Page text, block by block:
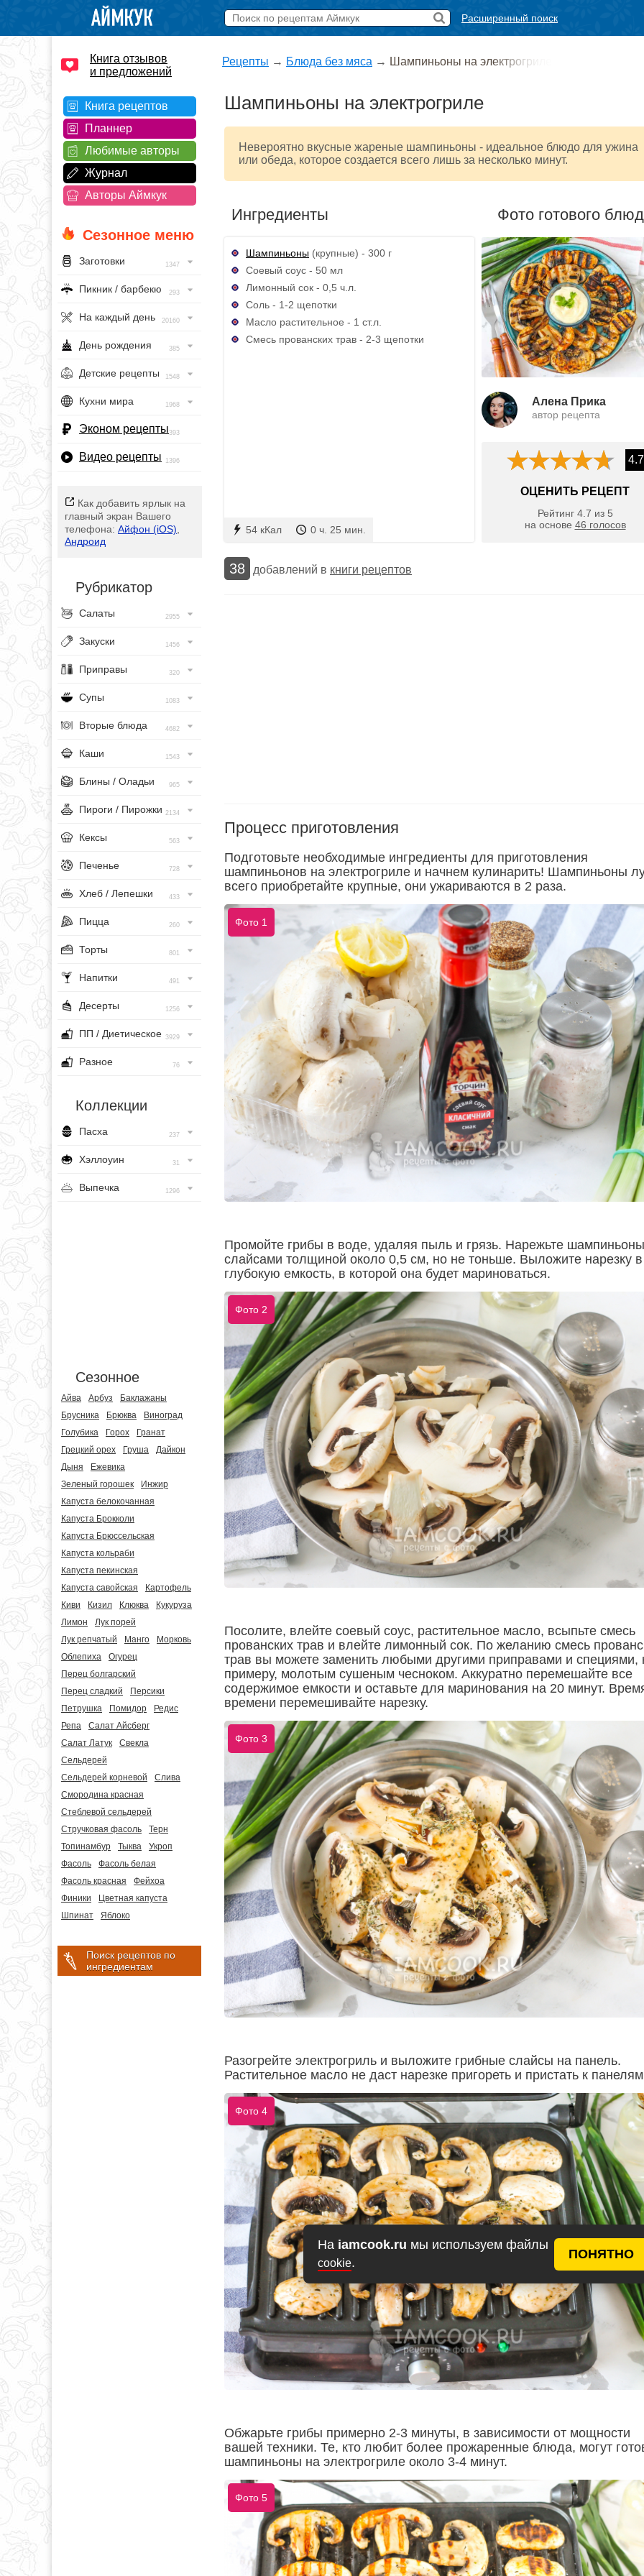
На iamcook.ru мы используем файлы
cookie.
ПОНЯТНО
Расширенный поиск
Книга отзывов
и предложений
Книга рецептов
Планнер
Любимые авторы
Журнал
Авторы Аймкук
Сезонное меню
Заготовки 1347
Пикник / барбекю 293
На каждый день 20160
День рождения 385
Детские рецепты 1548
Кухни мира 1968
Эконом рецепты393
Видео рецепты 1396
Как добавить ярлык на
главный экран Вашего
телефона: Айфон (iOS)
Андроид
Рубрикатор
Салаты 2955
Закуски 1456
Приправы 320
Супы 1083
Вторые блюда 4682
Каши 1543
Блины / Оладьи 965
Пироги / Пирожки 2134
Кексы 563
Печенье 728
Хлеб / Лепешки 433
Пицца 260
Торты 801
Напитки 491
Десерты 1256
ПП / Диетическое 3929
Разное 76
Коллекции
Пасха 237
Хэллоуин 31
Выпечка 1296
Сезонное
Айва Арбуз
Баклажаны
Брусника
Брюква
Виноград
Голубика
Горох
Гранат
Грецкий орех
Груша
Дайкон
Дыня
Ежевика
Зеленый горошек
Инжир
Капуста белокочанная
Капуста Брокколи
Капуста Брюссельская
Капуста кольраби
Капуста пекинская
Капуста савойская
Картофель
Киви
Кизил Клюква
Кукуруза
Лимон
Лук порей
Лук репчатый
Манго
Морковь
Облепиха
Огурец
Перец болгарский
Перец сладкий
Персики
Петрушка
Помидор
Редис
Репа
Салат Айсберг
Салат Латук
Свекла
Сельдерей
Сельдерей корневой
Слива
Смородина красная
Стеблевой сельдерей
Стручковая фасоль
Терн
Топинамбур
Тыква
Укроп
Фасоль
Фасоль белая
Фасоль красная
Фейхоа
Финики
Цветная капуста
Шпинат
Яблоко
Поиск рецептов по
ингредиентам
Рецепты → Блюда без мяса → Шампиньоны на электрогриле
Шампиньоны на электрогриле
Невероятно вкусные жареные шампиньоны - идеальное блюдо для ужина
или обеда, которое создается всего лишь за несколько минут.
Ингредиенты
Шампиньоны (крупные) - 300 г
Соевый соус - 50 мл
Лимонный сок - 0,5 ч.л.
Соль - 1-2 щепотки
Масло растительное - 1 ст.л.
Смесь прованских трав - 2-3 щепотки
54 кКал 0 ч. 25 мин.
Фото готового
Алена Прика
автор рецепта
4.7
ОЦЕНИТЬ РЕЦЕПТ
Рейтинг 4.7 из 5
на основе 46 голосов
38 добавлений в книги рецептов
Процесс приготовления
Подготовьте необходимые ингредиенты для приготовления
шампиньонов на электрогриле и начнем кулинарить! Шампиньоны
всего приобретайте крупные, они ужариваются в 2 раза.
Фото 1
Промойте грибы в воде, удаляя пыль и грязь. Нарежьте шампиньоны
слайсами толщиной около 0,5 см, но не тоньше. Выложите нарезку в
глубокую емкость, в которой она будет мариноваться.
Фото 2
Посолите, влейте соевый соус, растительное масло, всыпьте смесь
прованских трав и влейте лимонный сок. По желанию смесь
трав вы можете заменить любыми другими приправами и специями,
примеру, молотым сушеным чесноком. Аккуратно перемешайте все
содержимое емкости и оставьте для маринования на 20 минут.
времени перемешивайте нарезку.
Фото 3
Разогрейте электрогриль и выложите грибные слайсы на панель.
Растительное масло не даст нарезке пригореть и пристать к
Фото 4
Обжарьте грибы примерно 2-3 минуты, в зависимости от мощности
вашей техники. Те, кто любит более прожаренные блюда, могут
шампиньоны на электрогриле около 3-4 минут.
Фото 5